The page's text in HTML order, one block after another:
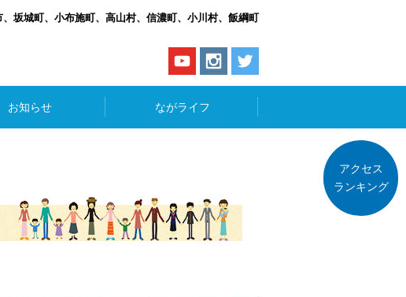
坂城町、小布施町、高山村、信濃町、小川村、飯綱町
お知らせ ながライフ
アクセス
ランキング